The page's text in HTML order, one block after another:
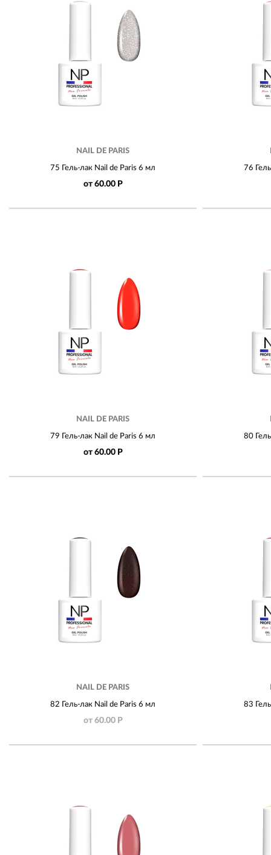
NAIL DE PARIS
75 Гель-лак Nail de Paris 6 мл
от 60.00 Р
76
NAIL DE PARIS
79 Гель-лак Nail de Paris 6 мл
от 60.00 Р
80
NAIL DE PARIS
82 Гель-лак Nail de Paris 6 мл
от 60.00 Р
83